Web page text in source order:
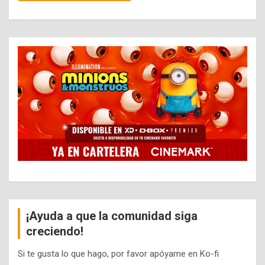
¡Ayuda a que la comunidad siga
creciendo!
Si te gusta lo que hago, por favor apóyame en Ko-fi